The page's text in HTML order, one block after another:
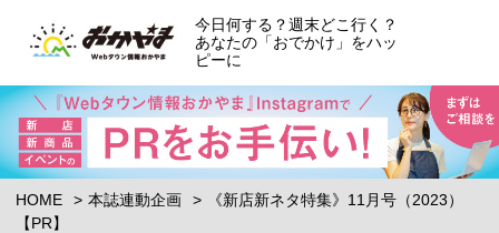
今日何する？週末どこ行く？
あなたの「おでかけ」をハッ
ピーに
HOME 本誌連動企画
《新店新ネタ特集》11月号（2023）
【PR】